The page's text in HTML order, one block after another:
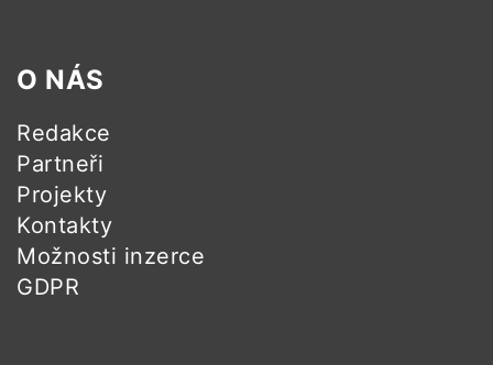
O NÁS
Redakce
Partneři
Projekty
Kontakty
Možnosti inzerce
GDPR